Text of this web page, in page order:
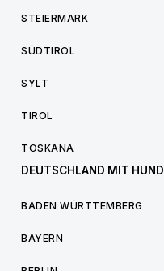
STEIERMARK
SÜDTIROL
SYLT
TIROL
TOSKANA
DEUTSCHLAND MIT HUND
BADEN WÜRTTEMBERG
BAYERN